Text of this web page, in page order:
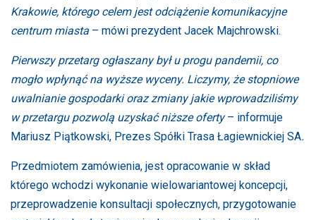
Krakowie, którego celem jest odciążenie komunikacyjne
centrum miasta – mówi prezydent Jacek Majchrowski.
Pierwszy przetarg ogłaszany był u progu pandemii, co
mogło wpłynąć na wyższe wyceny. Liczymy, że stopniowe
uwalnianie gospodarki oraz zmiany jakie wprowadziliśmy
w przetargu pozwolą uzyskać niższe oferty– informuje
Mariusz Piątkowski, Prezes Spółki Trasa Łagiewnickiej SA.
Przedmiotem zamówienia, jest opracowanie w skład
którego wchodzi wykonanie wielowariantowej koncepcji,
przeprowadzenie konsultacji społecznych, przygotowanie